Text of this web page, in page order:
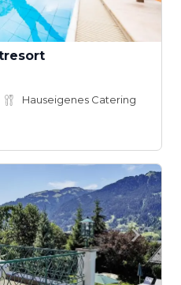
Hauseigenes Catering